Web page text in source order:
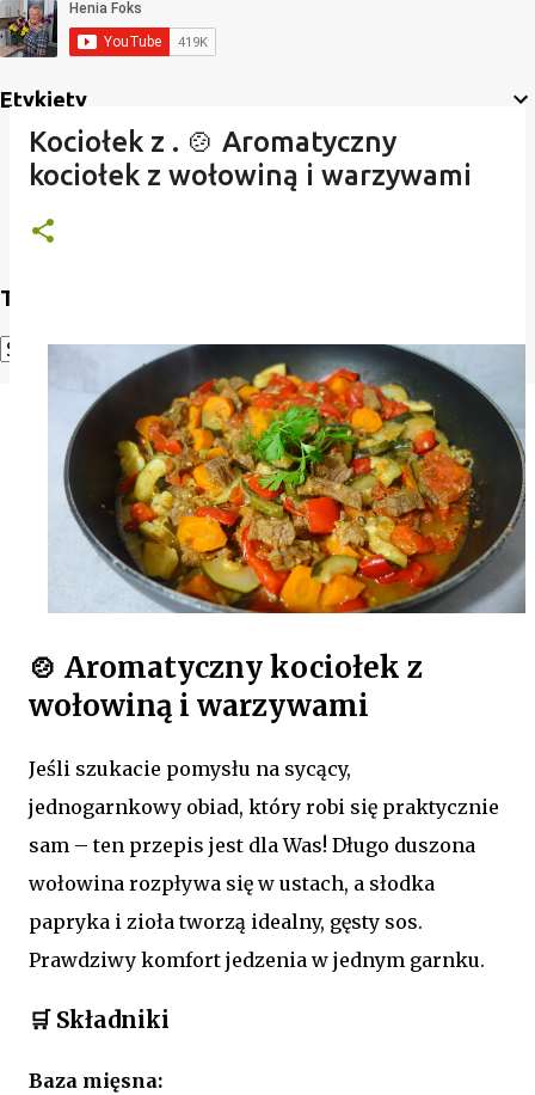
Etykiety
Translate
Translate
Kociołek z . 🍲 Aromatyczny
kociołek z wołowiną i warzywami
🍲 Aromatyczny kociołek z
wołowiną i warzywami
Jeśli szukacie pomysłu na sycący,
jednogarnkowy obiad, który robi się praktycznie
sam – ten przepis jest dla Was! Długo duszona
wołowina rozpływa się w ustach, a słodka
papryka i zioła tworzą idealny, gęsty sos.
Prawdziwy komfort jedzenia w jednym garnku.
🛒 Składniki
Baza mięsna: